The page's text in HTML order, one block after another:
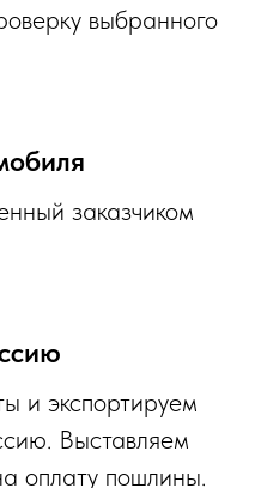
выбранного
заказчиком
и экспортируем
Выставляем
оплату пошлины.